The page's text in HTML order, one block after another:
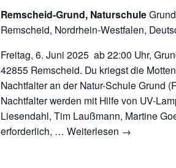
Remscheid-Grund, Naturschule
Remscheid, Nordrhein-Westfalen,
Freitag, 6. Juni 2025 ab 22:00 Uhr,
42855 Remscheid. Du kriegst die
Nachtfalter an der Natur-Schule Grund
Nachtfalter werden mit Hilfe von UV-
Liesendahl, Tim Laußmann, Martine
erforderlich, …Weiterlesen →